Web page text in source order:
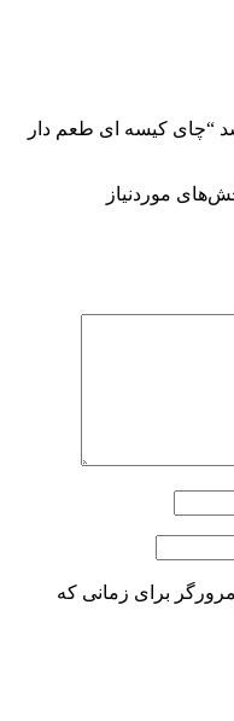
“چای کیسه ای طعم دار
موردنیاز
برای زمانی که